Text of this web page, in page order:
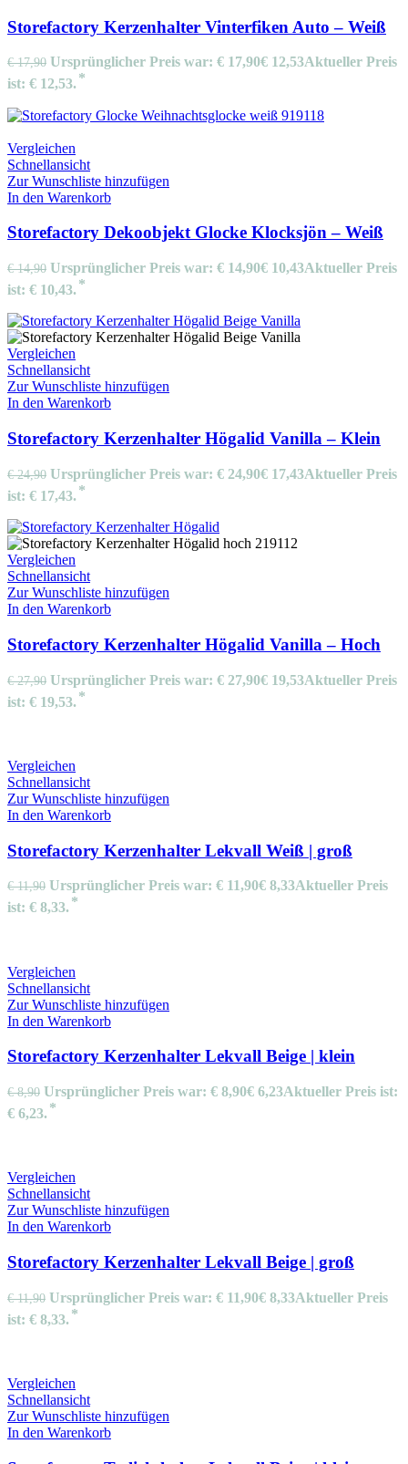
Storefactory Kerzenhalter Vinterfiken Auto – Weiß
€17,90 Ursprünglicher Preis war: € 17,90€ 12,53Aktueller Preis
ist: € 12,53.
Vergleichen
Schnellansicht
Zur Wunschliste hinzufügen
In den Warenkorb
Storefactory Dekoobjekt Glocke Klocksjön – Weiß
€14,90 Ursprünglicher Preis war: € 14,90€ 10,43Aktueller Preis
ist: € 10,43.
Vergleichen
Schnellansicht
Zur Wunschliste hinzufügen
In den Warenkorb
Storefactory Kerzenhalter Högalid Vanilla – Klein
€24,90 Ursprünglicher Preis war: € 24,90€ 17,43Aktueller Preis
ist: € 17,43.
Vergleichen
Schnellansicht
Zur Wunschliste hinzufügen
In den Warenkorb
Storefactory Kerzenhalter Högalid Vanilla – Hoch
€27,90 Ursprünglicher Preis war: € 27,90€ 19,53Aktueller Preis
ist: € 19,53.
Vergleichen
Schnellansicht
Zur Wunschliste hinzufügen
In den Warenkorb
Storefactory Kerzenhalter Lekvall Weiß | groß
€11,90 Ursprünglicher Preis war: € 11,90€ 8,33Aktueller Preis
ist: € 8,33.
Vergleichen
Schnellansicht
Zur Wunschliste hinzufügen
In den Warenkorb
Storefactory Kerzenhalter Lekvall Beige | klein
€8,90 Ursprünglicher Preis war: € 8,90€ 6,23Aktueller Preis ist:
€ 6,23.
Vergleichen
Schnellansicht
Zur Wunschliste hinzufügen
In den Warenkorb
Storefactory Kerzenhalter Lekvall Beige | groß
€11,90 Ursprünglicher Preis war: € 11,90€ 8,33Aktueller Preis
ist: € 8,33.
Vergleichen
Schnellansicht
Zur Wunschliste hinzufügen
In den Warenkorb